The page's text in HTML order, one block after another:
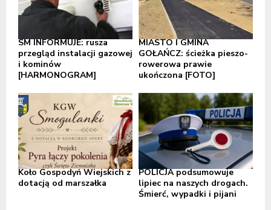
SM INFORMUJE: rusza
przegląd instalacji gazowej
i kominów
[HARMONOGRAM]
MIASTO I GMINA
GOŁAŃCZ: ścieżka pieszo-
rowerowa prawie
ukończona [FOTO]
Koło Gospodyń Wiejskich z
dotacją od marszałka
POLICJA podsumowuje
lipiec na naszych drogach.
Śmierć, wypadki i pijani